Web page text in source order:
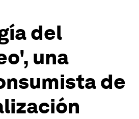
del
una
de